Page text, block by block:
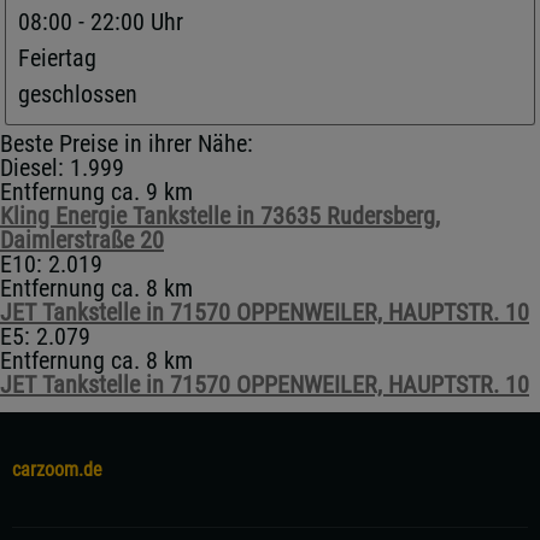
08:00 - 22:00 Uhr
Feiertag
geschlossen
Beste Preise in ihrer Nähe:
Diesel: 1.999
Entfernung ca. 9 km
Kling Energie Tankstelle in 73635 Rudersberg,
Daimlerstraße 20
E10: 2.019
Entfernung ca. 8 km
JET Tankstelle in 71570 OPPENWEILER, HAUPTSTR. 10
E5: 2.079
Entfernung ca. 8 km
JET Tankstelle in 71570 OPPENWEILER, HAUPTSTR. 10
carzoom.de